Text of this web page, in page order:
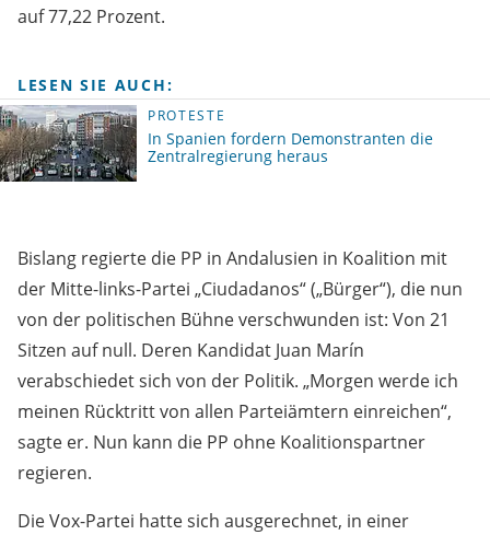
auf 77,22 Prozent.
LESEN SIE AUCH:
PROTESTE
In Spanien fordern Demonstranten die
Zentralregierung heraus
Bislang regierte die PP in Andalusien in Koalition mit
der Mitte-links-Partei „Ciudadanos“ („Bürger“), die nun
von der politischen Bühne verschwunden ist: Von 21
Sitzen auf null. Deren Kandidat Juan Marín
verabschiedet sich von der Politik. „Morgen werde ich
meinen Rücktritt von allen Parteiämtern einreichen“,
sagte er. Nun kann die PP ohne Koalitionspartner
regieren.
Die Vox-Partei hatte sich ausgerechnet, in einer